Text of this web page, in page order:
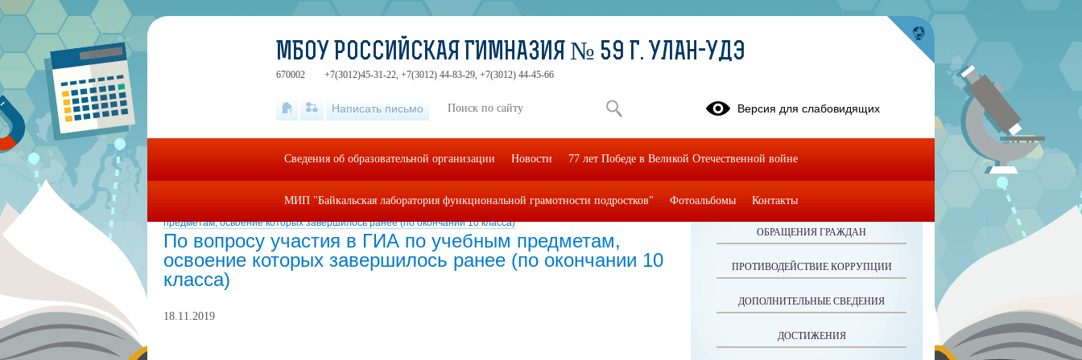
ГОСУДАРСТВЕННАЯ ИТОГОВАЯ АТТЕСТАЦИЯ» По вопросу участия в ГИА по учебным
предметам, освоение которых завершилось ранее (по окончании 10 класса)
По вопросу участия в ГИА по учебным предметам,
освоение которых завершилось ранее (по окончании 10
класса)
18.11.2019
ОБРАЩЕНИЯ ГРАЖДАН
ПРОТИВОДЕЙСТВИЕ КОРРУПЦИИ
ДОПОЛНИТЕЛЬНЫЕ СВЕДЕНИЯ
ДОСТИЖЕНИЯ
МБОУ РОССИЙСКАЯ ГИМНАЗИЯ № 59 Г. УЛАН-УДЭ
670002 +7(3012)45-31-22, +7(3012) 44-83-29, +7(3012) 44-45-66
Написать письмо Версия для слабовидящих
Сведения об образовательной организации Новости 77 лет Победе в Великой Отечественной войне
МИП "Байкальская лаборатория функциональной грамотности подростков" Фотоальбомы Контакты